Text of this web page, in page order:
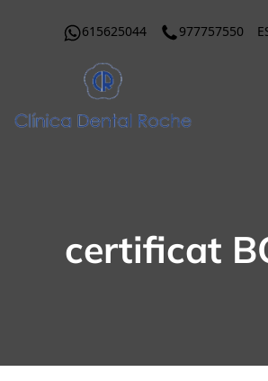
615625044 977757550
certificat